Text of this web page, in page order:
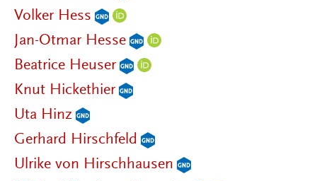
Volker Hess
Jan-Otmar Hesse
Beatrice Heuser
Knut Hickethier
Uta Hinz
Gerhard Hirschfeld
Ulrike von Hirschhausen